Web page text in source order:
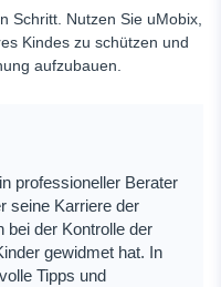
Schritt. Nutzen Sie uMobix,
Kindes zu schützen und
aufzubauen.
professioneller Berater
seine Karriere der
bei der Kontrolle der
gewidmet hat. In
Tipps und